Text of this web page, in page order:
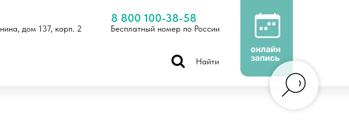
8 800 100-38-58
Бесплатный номер по России
дом 137, корп. 2
Найти